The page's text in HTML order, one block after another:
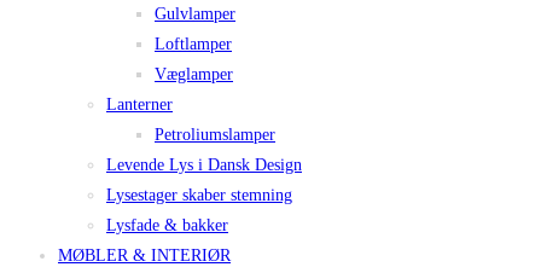
Gulvlamper
Loftlamper
Væglamper
Lanterner
Petroliumslamper
Levende Lys i Dansk Design
Lysestager skaber stemning
Lysfade & bakker
MØBLER & INTERIØR